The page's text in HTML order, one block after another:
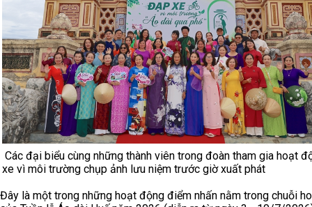
Các đại biểu cùng những thành viên trong đoàn tham gia hoạt
xe vì môi trường chụp ảnh lưu niệm trước giờ xuất phát
Đây là một trong những hoạt động điểm nhấn nằm trong chuỗi